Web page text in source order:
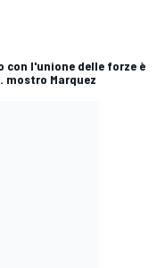
con l'unione delle forze è
Marquez